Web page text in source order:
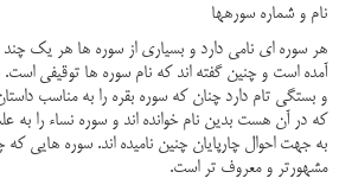
نام و شماره سوره­ها
هر سوره ای نامی دارد و بسیاری از سوره ها هر یک چند
آمده است و چنین گفته اند که نام سوره ها توقیفی
و بستگی تام دارد چنان که سوره بقره را به مناسب
که در آن هست بدین نام خوانده اند و سوره نساء را به
به جهت احوال چارپایان چنین نامیده اند. سوره هایی که
مشهورتر و معروف تر است.